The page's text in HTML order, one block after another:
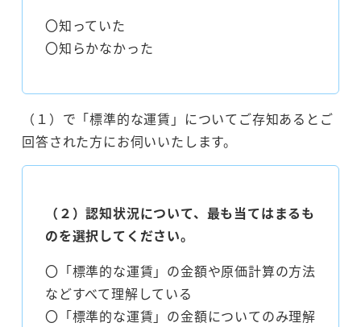
〇知っていた
〇知らかなかった
（１）で「標準的な運賃」についてご存知あるとご
回答された方にお伺いいたします。
（２）認知状況について、最も当てはまるも
のを選択してください。
〇「標準的な運賃」の金額や原価計算の方法
などすべて理解している
〇「標準的な運賃」の金額についてのみ理解